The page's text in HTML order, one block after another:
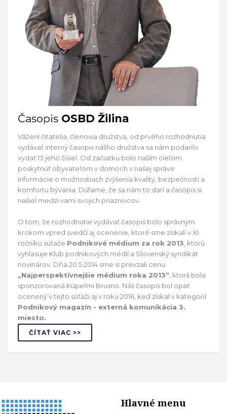
Časopis OSBD Žilina
Vážení čitatelia, členovia družstva, od prvého rozhodnutia
vydávať interný časopis nášho družstva sa nám podarilo
vydať 13 jeho čísiel. Od začiatku bolo naším cieľom
poskytnúť obyvateľom v domoch v našej správe
informácie o možnostiach zvýšenia kvality, bezpečnosti a
komfortu bývania. Dúfame, že sa nám to darí a časopis si
našiel medzi vami svojich priaznivcov.
O tom, že rozhodnutie vydávať časopis bolo správnym
krokom vpred svedčí aj ocenenie, ktoré sme získali v XI.
ročníku súťaže Podnikové médium za rok 2013 , ktorú
vyhlasuje Klub podnikových médií a Slovenský syndikát
novinárov. Dňa 20.5.2014 sme si prevzali cenu
„Najperspektívnejšie médium roka 2013“ , ktorá bola
sponzorovaná Kúpeľmi Brusno. Náš časopis bol opäť
ocenený v tejto súťaži aj v roku 2016, keď získal v kategorií
Podnikový magazín - externá komunikácia 3.
miesto.
ČÍTAŤ VIAC >>
Hlavné menu